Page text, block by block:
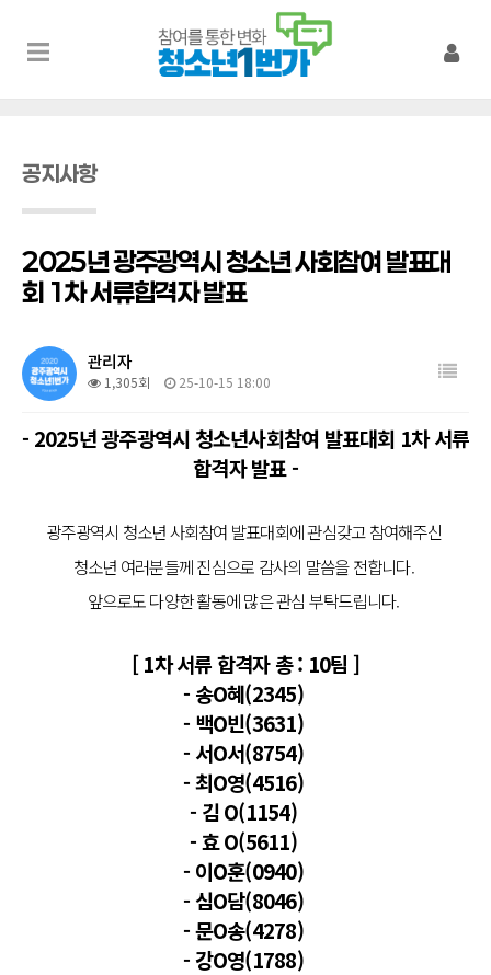
공지사항
2025년 광주광역시 청소년 사회참여 발표대
회 1차 서류합격자 발표
관리자
1,305회 25-10-15 18:00
- 2025년 광주광역시 청소년사회참여 발표대회 1차 서류
합격자 발표 -
광주광역시 청소년 사회참여 발표대회에 관심갖고 참여해주신
청소년 여러분들께 진심으로 감사의 말씀을 전합니다.
앞으로도 다양한 활동에 많은 관심 부탁드립니다.
[ 1차 서류 합격자 총 : 10팀 ]
- 송O혜(2345)
- 백O빈(3631)
- 서O서(8754)
- 최O영(4516)
- 김 O(1154)
- 효 O(5611)
- 이O훈(0940)
- 심O담(8046)
- 문O송(4278)
- 강O영(1788)